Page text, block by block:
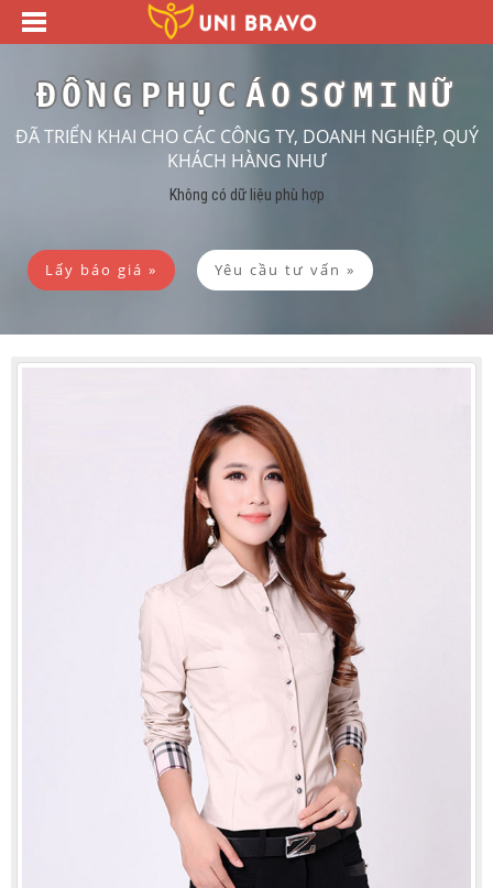
ĐỒNG PHỤC ÁO SƠ MI NỮ
ĐÃ TRIỂN KHAI CHO CÁC CÔNG TY, DOANH NGHIỆP, QUÝ
KHÁCH HÀNG NHƯ
Không có dữ liệu phù hợp
Lấy báo giá » Yêu cầu tư vấn »